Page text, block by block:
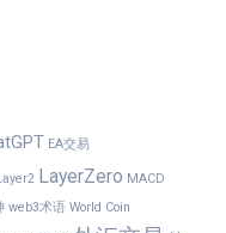
EA交易
LayerZero MACD
web3术语 World Coin